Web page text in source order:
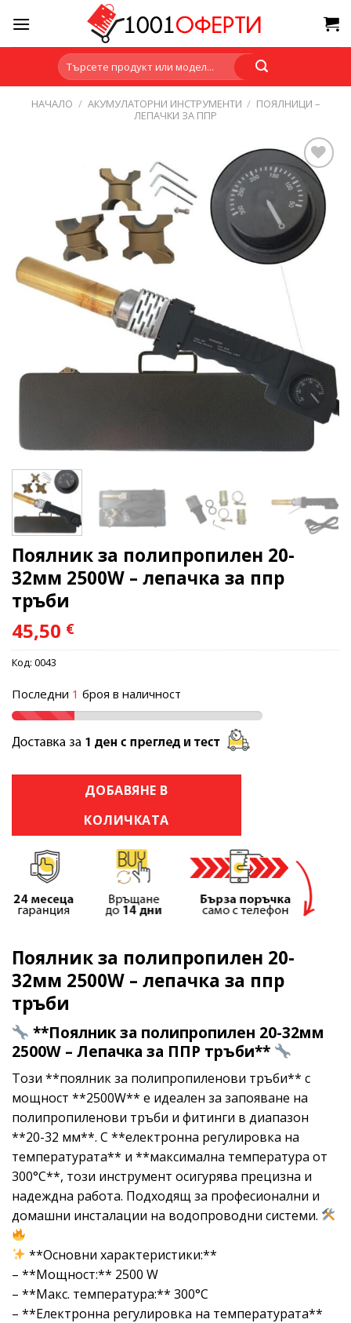
content
Търсене
за:
НАЧАЛО / АКУМУЛАТОРНИ ИНСТРУМЕНТИ / ПОЯЛНИЦИ –
ЛЕПАЧКИ ЗА ППР
Add to
wishlist
Поялник за полипропилен 20-
32мм 2500W – лепачка за ппр
тръби
45,50 €
Код: 0043
Последни 1 броя в наличност
ДОБАВЯНЕ В
КОЛИЧКАТА
Поялник за полипропилен 20-
32мм 2500W – лепачка за ппр
тръби
**Поялник за полипропилен 20-32мм
2500W – Лепачка за ППР тръби**
Този **поялник за полипропиленови тръби** с
мощност **2500W** е идеален за запояване на
полипропиленови тръби и фитинги в диапазон
**20-32 мм**. С **електронна регулировка на
температурата** и **максимална температура от
300°C**, този инструмент осигурява прецизна и
надеждна работа. Подходящ за професионални и
домашни инсталации на водопроводни системи.
**Основни характеристики:**
– **Мощност:** 2500 W
– **Макс. температура:** 300°C
– **Електронна регулировка на температурата**